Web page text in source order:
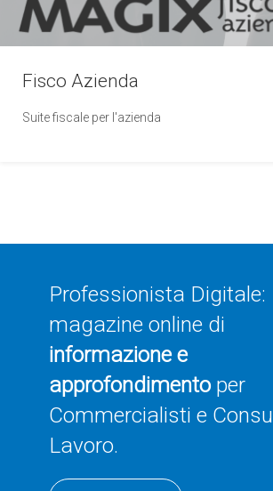
Fisco Azienda
Suite fiscale per l'azienda
Professionista Digitale:
magazine online di
informazione e
approfondimentoper
Commercialisti e
Lavoro.